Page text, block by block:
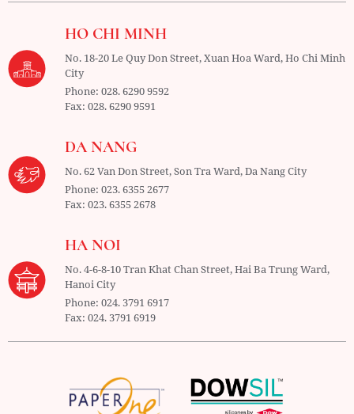
HO CHI MINH
No. 18-20 Le Quy Don Street, Xuan Hoa Ward,Ho Chi Minh
City
Phone:028. 6290 9592
Fax:028. 6290 9591
DA NANG
No. 62 Van Don Street, Son Tra Ward,Da Nang City
Phone:023. 6355 2677
Fax:023. 6355 2678
HA NOI
No. 4-6-8-10 Tran Khat Chan Street, Hai Ba Trung Ward,
Hanoi City
Phone:024. 3791 6917
Fax:024. 3791 6919